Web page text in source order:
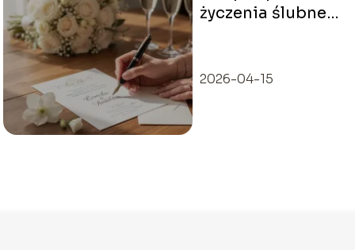
życzenia ślubne?
zwrotów
2026-04-15